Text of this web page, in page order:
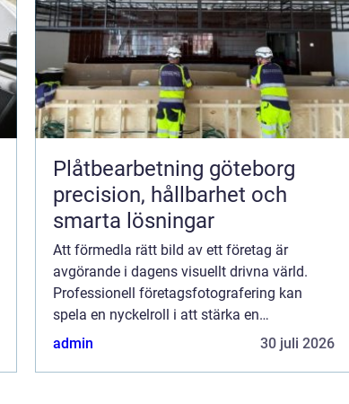
Plåtbearbetning göteborg
precision, hållbarhet och
smarta lösningar
Att förmedla rätt bild av ett företag är
avgörande i dagens visuellt drivna värld.
Professionell företagsfotografering kan
spela en nyckelroll i att stärka en
organisations varumärke och kommunicera
admin 30 juli 2026